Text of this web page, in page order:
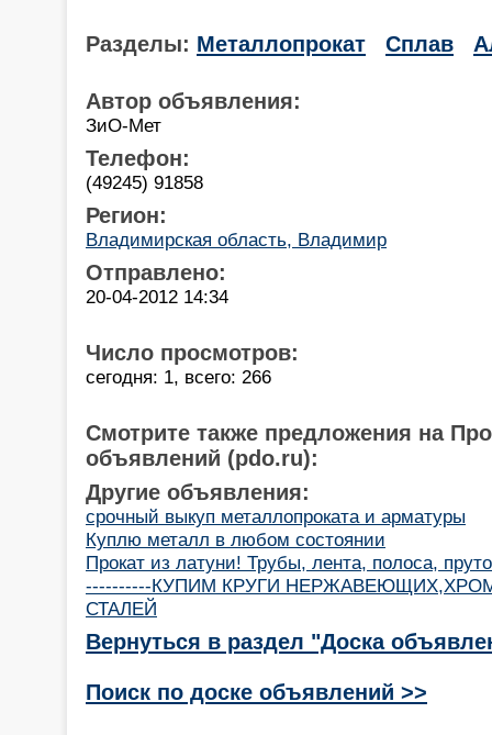
Разделы: Металлопрокат Сплав
Автор объявления:
ЗиО-Мет
Телефон:
(49245) 91858
Регион:
Владимирская область, Владимир
Отправлено:
20-04-2012 14:34
Число просмотров:
сегодня: 1, всего: 266
Смотрите также предложения на
объявлений (pdo.ru):
Другие объявления:
срочный выкуп металлопроката и арматуры
Куплю металл в любом состоянии
Прокат из латуни! Трубы, лента, полоса,
----------КУПИМ КРУГИ
СТАЛЕЙ
Вернуться в раздел "Доска
Поиск по доске объявлений >>